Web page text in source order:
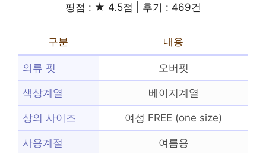
평점 : ★ 4.5점 | 후기 : 469건
구분 내용
의류 핏 오버핏
색상계열 베이지계열
상의 사이즈 여성 FREE (one size)
사용계절 여름용